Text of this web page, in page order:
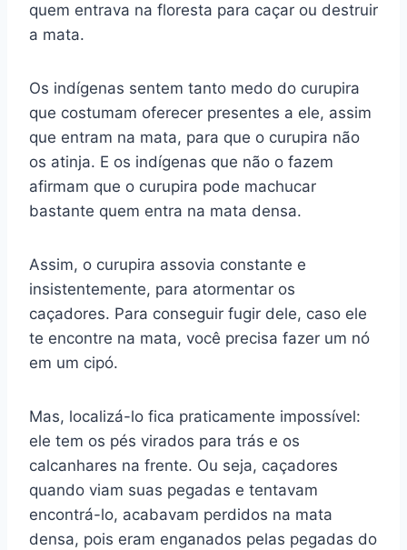
quem entrava na floresta para caçar ou destruir
a mata.
Os indígenas sentem tanto medo do curupira
que costumam oferecer presentes a ele, assim
que entram na mata, para que o curupira não
os atinja. E os indígenas que não o fazem
afirmam que o curupira pode machucar
bastante quem entra na mata densa.
Assim, o curupira assovia constante e
insistentemente, para atormentar os
caçadores. Para conseguir fugir dele, caso ele
te encontre na mata, você precisa fazer um nó
em um cipó.
Mas, localizá-lo fica praticamente impossível:
ele tem os pés virados para trás e os
calcanhares na frente. Ou seja, caçadores
quando viam suas pegadas e tentavam
encontrá-lo, acabavam perdidos na mata
densa, pois eram enganados pelas pegadas do